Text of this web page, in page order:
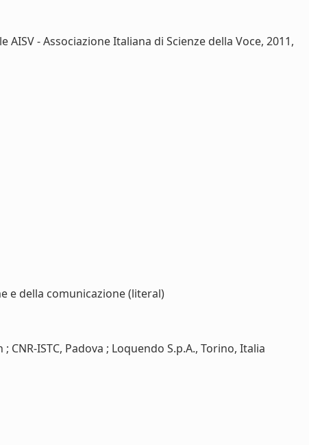
- Associazione Italiana di Scienze della Voce, 2011,
e della comunicazione (literal)
ISTC, Padova ; Loquendo S.p.A., Torino, Italia